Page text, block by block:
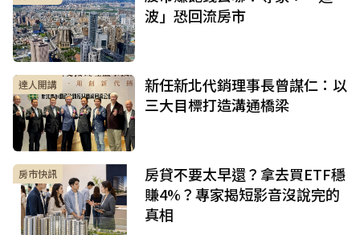
波」恐回流房市
達人開講
新任新北代銷理事長曾謀仁：以
三大目標打造溝通橋梁
房市快訊
房貸不要太早還？拿去買ETF穩
賺4%？專家揭短影音沒說完的
真相